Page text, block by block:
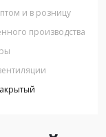
и в розницу
производства